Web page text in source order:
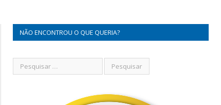
NÃO ENCONTROU O QUE QUERIA?